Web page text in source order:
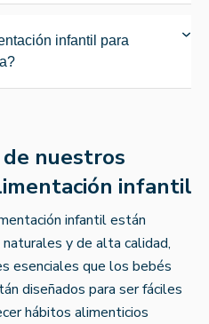
infantil para
nuestros
infantil
infantil están
y de alta calidad,
esenciales que los bebés
diseñados para ser fáciles
hábitos alimenticios